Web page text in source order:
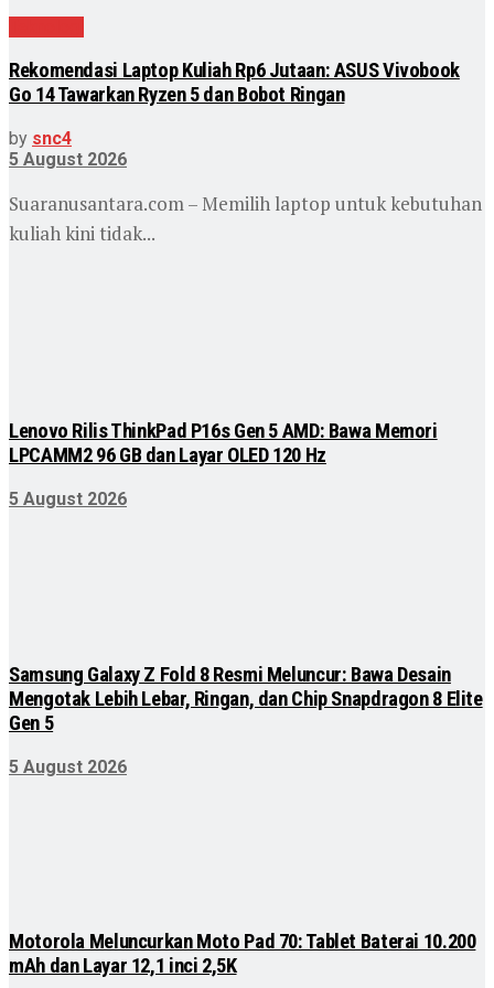
Rekomendasi Laptop Kuliah Rp6 Jutaan: ASUS Vivobook
Go 14 Tawarkan Ryzen 5 dan Bobot Ringan
by snc4
5 August 2026
Suaranusantara.com – Memilih laptop untuk kebutuhan
kuliah kini tidak...
Lenovo Rilis ThinkPad P16s Gen 5 AMD: Bawa Memori
LPCAMM2 96 GB dan Layar OLED 120 Hz
5 August 2026
Samsung Galaxy Z Fold 8 Resmi Meluncur: Bawa Desain
Mengotak Lebih Lebar, Ringan, dan Chip Snapdragon 8 Elite
Gen 5
5 August 2026
Motorola Meluncurkan Moto Pad 70: Tablet Baterai 10.200
mAh dan Layar 12,1 inci 2,5K